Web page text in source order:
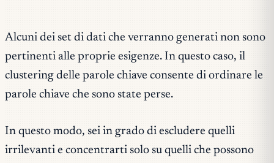
Alcuni dei set di dati che verranno generati non sono
pertinenti alle proprie esigenze. In questo caso, il
clustering delle parole chiave consente di ordinare le
parole chiave che sono state perse.
In questo modo, sei in grado di escludere quelli
irrilevanti e concentrarti solo su quelli che possono